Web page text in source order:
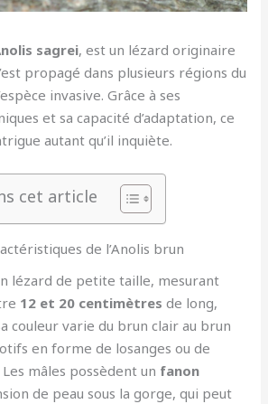
sagrei, est un lézard originaire
propagé dans plusieurs régions du
invasive. Grâce à ses
et sa capacité d’adaptation, ce
autant qu’il inquiète.
cet article
de l’Anolis brun
lézard de petite taille, mesurant
12 et 20 centimètres de long,
couleur varie du brun clair au brun
en forme de losanges ou de
mâles possèdent un fanon
de peau sous la gorge, qui peut